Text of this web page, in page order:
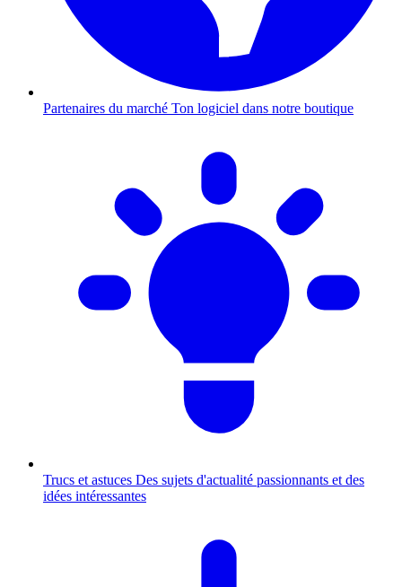
Partenaires du marché Ton logiciel dans notre boutique
Trucs et astuces Des sujets d'actualité passionnants et des
idées intéressantes